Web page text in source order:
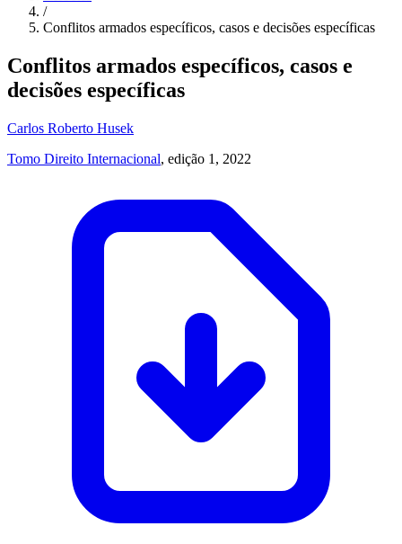
/
Conflitos armados específicos, casos e decisões específicas
Conflitos armados específicos, casos e
decisões específicas
Carlos Roberto Husek
Tomo Direito Internacional, edição 1, 2022